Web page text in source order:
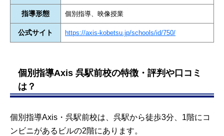
指導形態 個別指導、映像授業
公式サイト https://axis-kobetsu.jp/schools/id/750/
個別指導Axis 呉駅前校の特徴・評判や口コミ
は？
個別指導Axis・呉駅前校は、呉駅から徒歩3分、1階にコ
ンビニがあるビルの2階にあります。